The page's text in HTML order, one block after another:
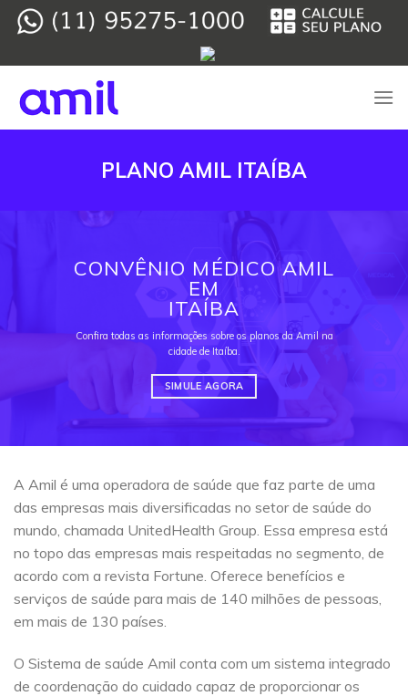
Skip
PLANO AMIL ITAÍBA
CONVÊNIO MÉDICO AMIL
EM
ITAÍBA
Confira todas as informações sobre os planos da Amil na
cidade de Itaíba.
SIMULE AGORA
A Amil é uma operadora de saúde que faz parte de uma
das empresas mais diversificadas no setor de saúde do
mundo, chamada UnitedHealth Group. Essa empresa está
no topo das empresas mais respeitadas no segmento, de
acordo com a revista Fortune. Oferece benefícios e
serviços de saúde para mais de 140 milhões de pessoas,
em mais de 130 países.
O Sistema de saúde Amil conta com um sistema integrado
de coordenação do cuidado capaz de proporcionar os